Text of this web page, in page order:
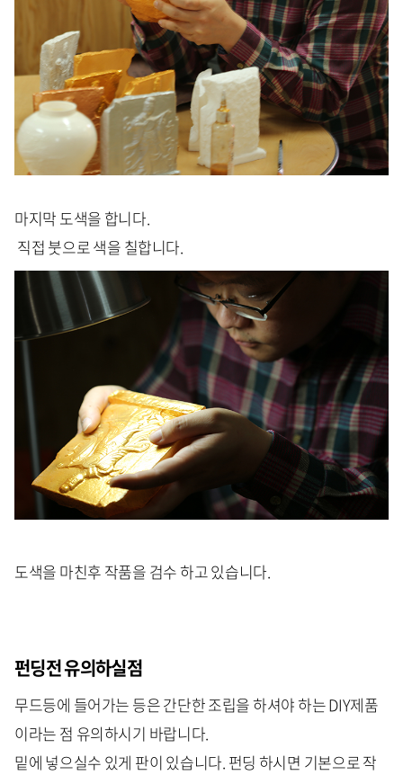
마지막 도색을 합니다.
직접 붓으로 색을 칠합니다.
도색을 마친후 작품을 검수 하고 있습니다.
펀딩전 유의하실점
무드등에 들어가는 등은 간단한 조립을 하셔야 하는 DIY제품
이라는 점 유의하시기 바랍니다.
밑에 넣으실수 있게 판이 있습니다. 펀딩 하시면 기본으로 작